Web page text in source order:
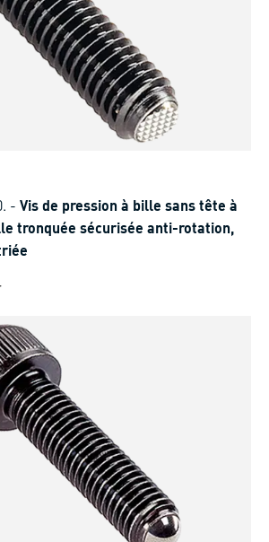
- Vis de pression à bille sans tête à
tronquée sécurisée anti-rotation,